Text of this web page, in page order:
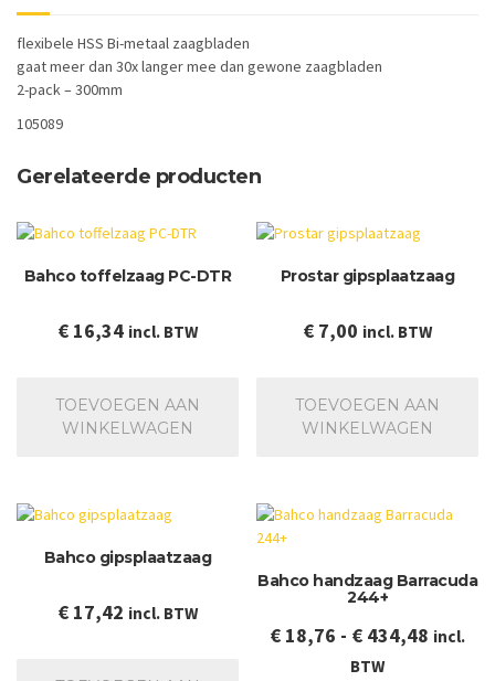
flexibele HSS Bi-metaal zaagbladen
gaat meer dan 30x langer mee dan gewone zaagbladen
2-pack – 300mm
105089
Gerelateerde producten
Bahco toffelzaag PC-DTR
€16,34 incl. BTW
TOEVOEGEN AAN
WINKELWAGEN
Prostar gipsplaatzaag
€ 7,00 incl. BTW
TOEVOEGEN AAN
WINKELWAGEN
Bahco gipsplaatzaag
€17,42 incl. BTW
Bahco handzaag Barracuda
244+
€ 18,76 - € 434,48 incl.
BTW